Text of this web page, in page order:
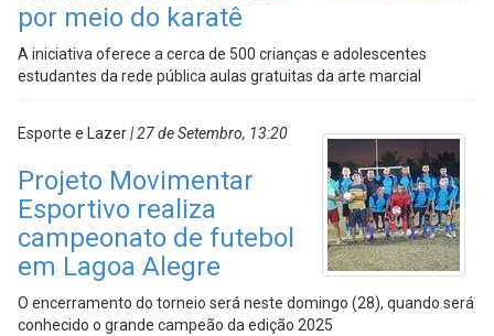
por meio do karatê
A iniciativa oferece a cerca de 500 crianças e adolescentes
estudantes da rede pública aulas gratuitas da arte marcial
Esporte e Lazer| 27 de Setembro, 13:20
Projeto Movimentar
Esportivo realiza
campeonato de futebol
em Lagoa Alegre
O encerramento do torneio será neste domingo (28), quando será
conhecido o grande campeão da edição 2025